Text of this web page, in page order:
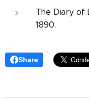
The Diary of
1890.
Share